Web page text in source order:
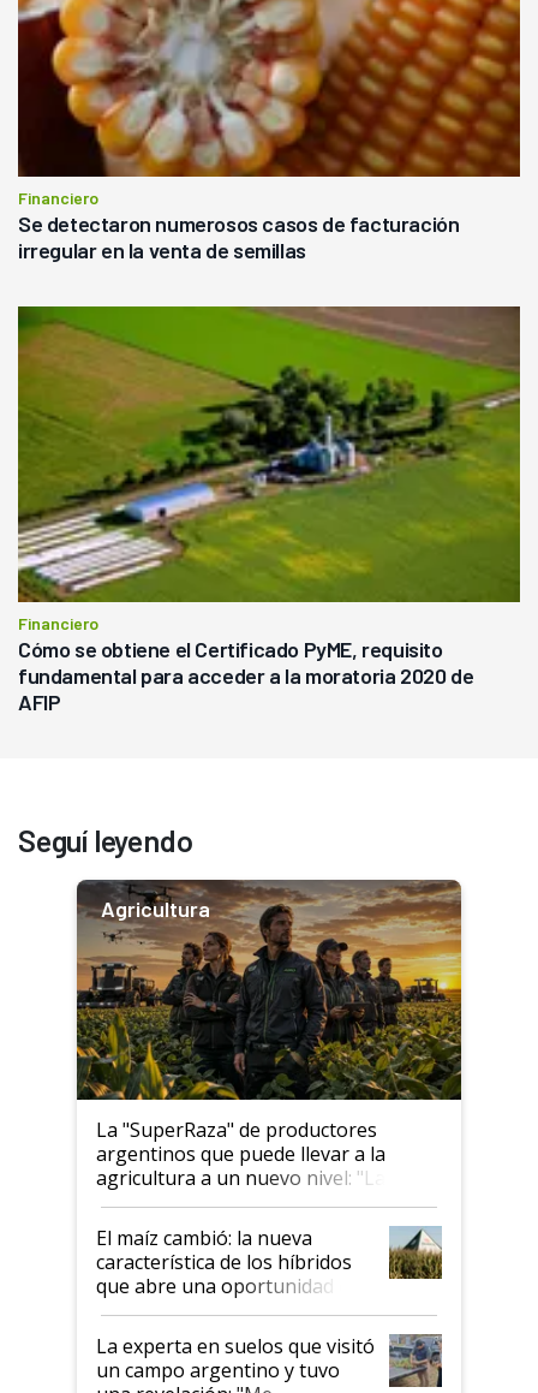
Financiero
Se detectaron numerosos casos de facturación
irregular en la venta de semillas
Financiero
Cómo se obtiene el Certificado PyME, requisito
fundamental para acceder a la moratoria 2020 de
AFIP
Seguí leyendo
Agricultura
La "SuperRaza" de productores
argentinos que puede llevar a la
agricultura a un nuevo nivel: "Las
posibilidades de crecimiento son
infinitas"
El maíz cambió: la nueva
característica de los híbridos
que abre una oportunidad en
el lote
La experta en suelos que visitó
un campo argentino y tuvo